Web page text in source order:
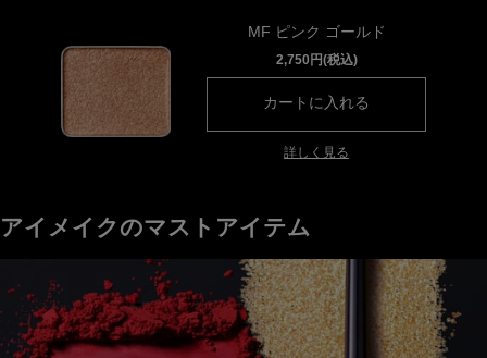
MF ピンク ゴールド
2,750円(税込)
カートに入れる
詳しく見る
アイメイクのマストアイテム